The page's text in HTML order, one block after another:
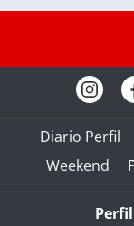
Diario Perfil
Weekend